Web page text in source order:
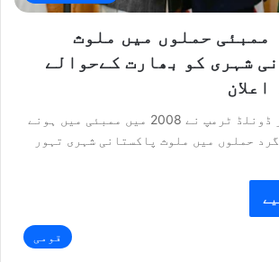
ممبئی حملوں میں ملوث
شہری کو بھارت کےحوالے
امریکی صدر ڈونلڈ ٹرمپ نے 2008 میں ممبئی میں ہونے
حملوں میں ملوث پاکستانی شہری تہور
قومی